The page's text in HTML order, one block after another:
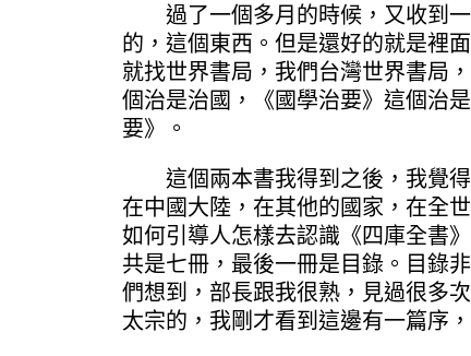
過了一個多月的時候，又收到一
的，這個東西。但是還好的就是裡
就找世界書局，我們台灣世界書局
個治是治國，《國學治要》這個治
要》。
這個兩本書我得到之後，我覺得
在中國大陸，在其他的國家，在全
如何引導人怎樣去認識《四庫全書
共是七冊，最後一冊是目錄。目錄
們想到，部長跟我很熟，見過很多
太宗的，我剛才看到這邊有一篇序